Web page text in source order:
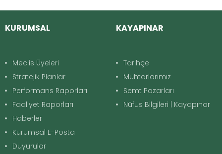
KURUMSAL
Meclis Üyeleri
Stratejik Planlar
Performans Raporları
Faaliyet Raporları
Haberler
Kurumsal E-Posta
Duyurular
KAYAPINAR
Tarihçe
Muhtarlarımız
Semt Pazarları
Nüfus Bilgileri | Kayapınar